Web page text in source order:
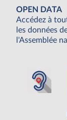
OPEN DATA
Accédez à
les données
l'Assemblée